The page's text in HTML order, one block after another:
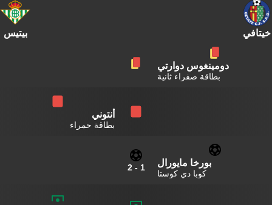
خيتافي بيتيس
دومينغوس دوارتي
بطاقة صفراء ثانية
أنتوني
بطاقة حمراء
بورخا مايورال
كوبا دي كوستا
1
-
2